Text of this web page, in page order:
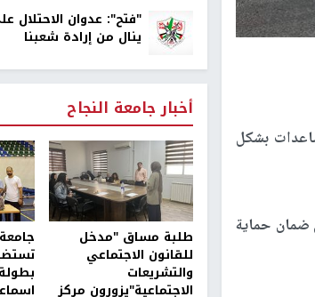
بشكل
ضمان حماية
"فتح": عدوان الاحتلال
ينال من إرادة شعبنا
أخبار جامعة النجاح
طلبة مساق "مدخل
للقانون الاجتماعي
والتشريعات
الاجتماعية"يزورون مركز